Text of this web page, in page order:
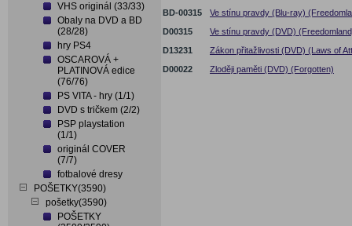
VHS originál (33/33)
Obaly na DVD a BD
(28/28)
hry PS4
OSCAROVÁ +
PLATINOVÁ edice
(76/76)
PS VITA - hry (1/1)
DVD s tričkem (2/2)
PSP playstation
(1/1)
originál COVER
(7/7)
fotbalové dresy
POŠETKY(3590)
pošetky(3590)
POŠETKY
BD-00315
Ve stínu pravdy (Blu-ray)
D00315
Ve stínu pravdy (DVD)
D13231
Zákon přitažlivosti (DVD) (Laws of
D00022
Zloději paměti (DVD) (Forgotten)